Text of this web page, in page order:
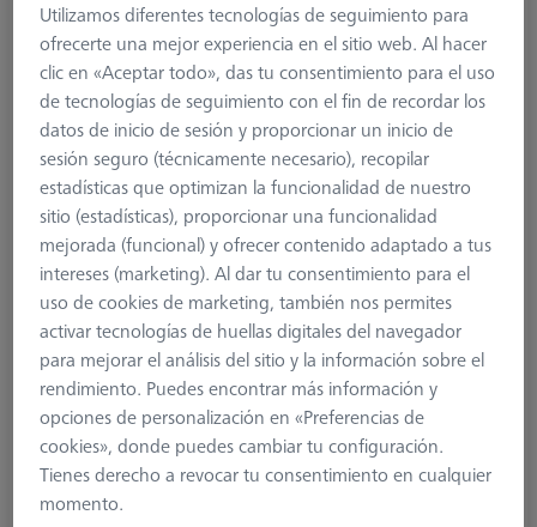
Product Type
Stylus
Ø Sphere (DK)
4,0 mm
Length (L)
32,0 mm
Stylus Tip Material
Ruby
Stylus Tip
Sphere
Shaft Material
Ceramic
Connection Type
M3
Measuring Length
Utilizamos diferentes tecnologías de seguimiento para
ofrecerte una mejor experiencia en el sitio web. Al hacer
clic en «Aceptar todo», das tu consentimiento para el uso
de tecnologías de seguimiento con el fin de recordar los
datos de inicio de sesión y proporcionar un inicio de
sesión seguro (técnicamente necesario), recopilar
estadísticas que optimizan la funcionalidad de nuestro
sitio (estadísticas), proporcionar una funcionalidad
mejorada (funcional) y ofrecer contenido adaptado a tus
intereses (marketing). Al dar tu consentimiento para el
uso de cookies de marketing, también nos permites
activar tecnologías de huellas digitales del navegador
para mejorar el análisis del sitio y la información sobre el
rendimiento. Puedes encontrar más información y
opciones de personalización en «Preferencias de
cookies», donde puedes cambiar tu configuración.
Tienes derecho a revocar tu consentimiento en cualquier
momento.